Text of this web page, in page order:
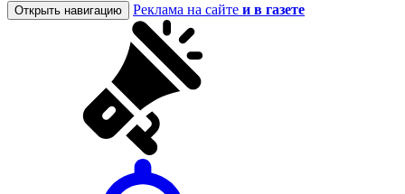
Открыть навигацию Реклама на сайте и в газете